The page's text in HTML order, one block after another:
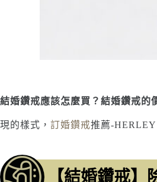
結婚鑽戒應該怎麼買？結婚鑽戒的
現的樣式， 訂婚鑽戒推薦-
【結婚鑽戒